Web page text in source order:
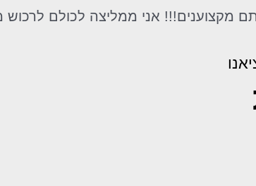
מקצוענים!!! אני ממליצה לכולם